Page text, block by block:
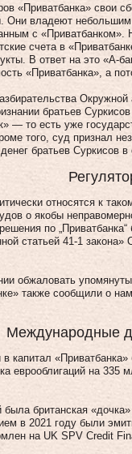
«Приватбанка» свои
Они владеют
с
счета в
В ответ на это «А-
«Приватбанка», а
братьев
— то есть уже
того, суд признал
братьев Суркисов в
относятся к
о якобы
по
статьей 41-1
обжаловать
также сообщили о
Международные
капитал
еврооблигаций на 335
британская
в 2021 году были
на UK SPV Credit